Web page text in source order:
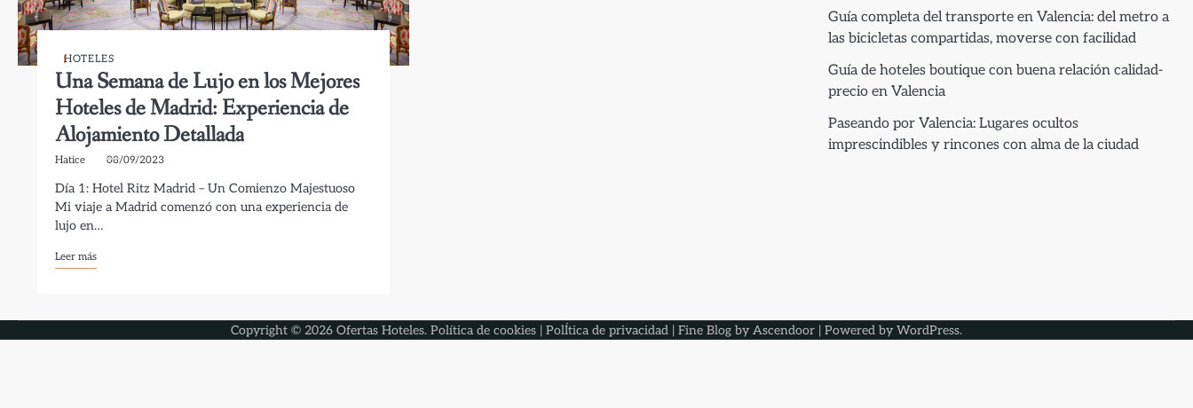
HOTELES
Una Semana de Lujo en los Mejores
Hoteles de Madrid: Experiencia de
Alojamiento Detallada
Hatice 08/09/2023
Día 1: Hotel Ritz Madrid – Un Comienzo Majestuoso
Mi viaje a Madrid comenzó con una experiencia de
lujo en…
Leer más
Guía completa del transporte en Valencia: del metro a
las bicicletas compartidas, moverse con facilidad
Guía de hoteles boutique con buena relación calidad-
precio en Valencia
Paseando por Valencia: Lugares ocultos
imprescindibles y rincones con alma de la ciudad
Copyright © 2026 Ofertas Hoteles. Política de cookies | PolÍtica de privacidad | Fine Blog by Ascendoor | Powered by WordPress.